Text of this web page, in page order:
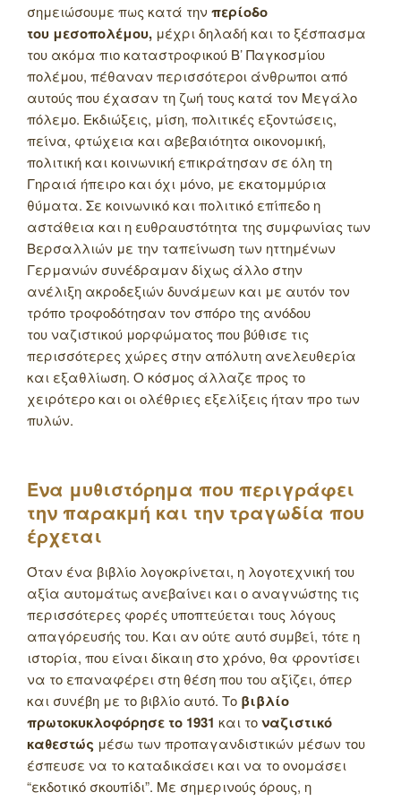
σημειώσουμε πως κατά την περίοδο
του μεσοπολέμου, μέχρι δηλαδή και το ξέσπασμα
του ακόμα πιο καταστροφικού Β’ Παγκοσμίου
πολέμου, πέθαναν περισσότεροι άνθρωποι από
αυτούς που έχασαν τη ζωή τους κατά τον Μεγάλο
πόλεμο. Εκδιώξεις, μίση, πολιτικές εξοντώσεις,
πείνα, φτώχεια και αβεβαιότητα οικονομική,
πολιτική και κοινωνική επικράτησαν σε όλη τη
Γηραιά ήπειρο και όχι μόνο, με εκατομμύρια
θύματα. Σε κοινωνικό και πολιτικό επίπεδο η
αστάθεια και η ευθραυστότητα της συμφωνίας των
Βερσαλλιών με την ταπείνωση των ηττημένων
Γερμανών συνέδραμαν δίχως άλλο στην
ανέλιξη ακροδεξιών δυνάμεων και με αυτόν τον
τρόπο τροφοδότησαν τον σπόρο της ανόδου
του ναζιστικού μορφώματος που βύθισε τις
περισσότερες χώρες στην απόλυτη ανελευθερία
και εξαθλίωση. Ο κόσμος άλλαζε προς το
χειρότερο και οι ολέθριες εξελίξεις ήταν προ των
πυλών.
Ένα μυθιστόρημα που περιγράφει
την παρακμή και την τραγωδία που
έρχεται
Όταν ένα βιβλίο λογοκρίνεται, η λογοτεχνική του
αξία αυτομάτως ανεβαίνει και ο αναγνώστης τις
περισσότερες φορές υποπτεύεται τους λόγους
απαγόρευσής του. Και αν ούτε αυτό συμβεί, τότε η
ιστορία, που είναι δίκαιη στο χρόνο, θα φροντίσει
να το επαναφέρει στη θέση που του αξίζει, όπερ
και συνέβη με το βιβλίο αυτό. Το βιβλίο
πρωτοκυκλοφόρησε το 1931 και τοναζιστικό
καθεστώς μέσω των προπαγανδιστικών μέσων του
έσπευσε να το καταδικάσει και να το ονομάσει
“εκδοτικό σκουπίδι”. Με σημερινούς όρους, η